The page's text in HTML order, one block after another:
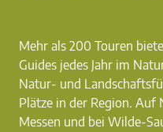
Mehr als 200 Touren
Guides jedes Jahr im
Natur- und
Plätze in der Region.
Messen und bei Wilde-